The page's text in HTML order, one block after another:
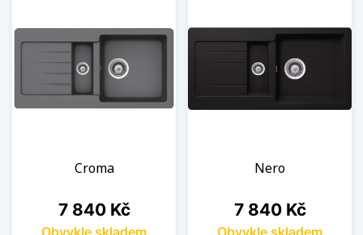
Croma
Cena
7 840 Kč
Obvykle skladem
Nero
Cena
7 840 Kč
Obvykle skladem